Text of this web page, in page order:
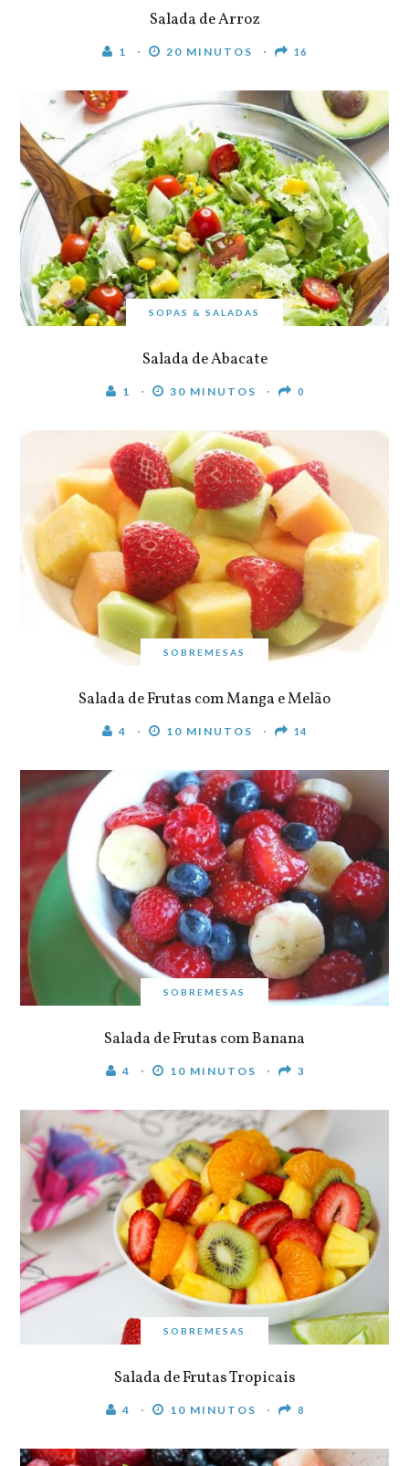
Salada de Arroz
1 20 MINUTOS 16
SOPAS & SALADAS
Salada de Abacate
1 30 MINUTOS 0
SOBREMESAS
Salada de Frutas com Manga e Melão
4 10 MINUTOS 14
SOBREMESAS
Salada de Frutas com Banana
4 10 MINUTOS 3
SOBREMESAS
Salada de Frutas Tropicais
4 10 MINUTOS 8